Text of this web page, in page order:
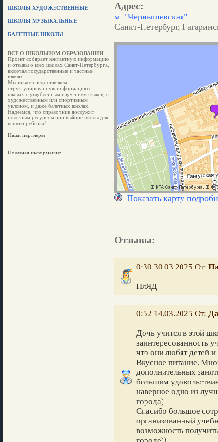
ШКОЛЫ ХУДОЖЕСТВЕННЫЕ
ШКОЛЫ МУЗЫКАЛЬНЫЕ
БАЛЕТНЫЕ ШКОЛЫ
ВСЕ О ШКОЛЬНОМ ОБРАЗОВАНИИ
Проект собирает контактную информацию
и отзывы о всех школах Санкт-Петербурга,
включая государственные и частные
школы.
Мы также предоставляем
структурированную информацию о
школах с углубленным изучением языков, с
художественным или спортивным
уклоном, и даже балетных школах.
Надеемся, что справочник послужит
полезным ресурсом при выборе школы для
вашего ребенка!
Наши партнеры
Полезная информация:
Адрес:
м. "Чернышевская"
Санкт-Петербург,
Показать карту
Отзывы:
0:30 30.03.2025 От:
ПлЯД
0:52 14.03.2025 От:
Дочь учится в этой
заинтересованность
что они любят детей
Вкусное питание.
дополнительных
большим
наверное одно из
города)
Спасибо большое
организованный
возможность